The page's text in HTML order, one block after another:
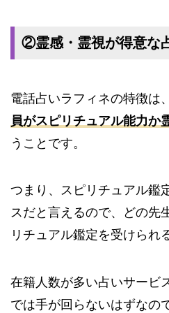
②霊感・霊視が得意な
電話占いラフィネの特徴は、
員がスピリチュアル能力か
うことです。
つまり、スピリチュアル鑑
スだと言えるので、どの先
リチュアル鑑定を受けられ
在籍人数が多い占いサービ
では手が回らないはずなの